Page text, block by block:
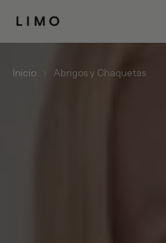
Inicio Abrigos y Chaquetas